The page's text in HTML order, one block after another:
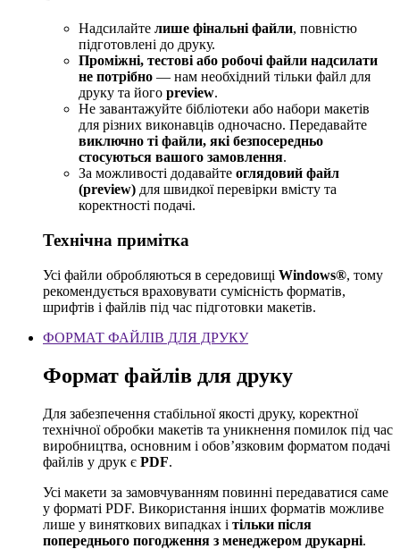
Надсилайте лише фінальні файли, повністю
підготовлені до друку.
Проміжні, тестові або робочі файли надсилати
не потрібно — нам необхідний тільки файл для
друку та його preview.
Не завантажуйте бібліотеки або набори макетів
для різних виконавців одночасно. Передавайте
виключно ті файли, які безпосередньо
стосуються вашого замовлення.
За можливості додавайте оглядовий файл
(preview) для швидкої перевірки вмісту та
коректності подачі.
Технічна примітка
Усі файли обробляються в середовищі Windows®, тому
рекомендується враховувати сумісність форматів,
шрифтів і файлів під час підготовки макетів.
ФОРМАТ ФАЙЛІВ ДЛЯ ДРУКУ
Формат файлів для друку
Для забезпечення стабільної якості друку, коректної
технічної обробки макетів та уникнення помилок під час
виробництва, основним і обов’язковим форматом подачі
файлів у друк є PDF.
Усі макети за замовчуванням повинні передаватися саме
у форматі PDF. Використання інших форматів можливе
лише у виняткових випадках і тільки після
попереднього погодження з менеджером друкарні.